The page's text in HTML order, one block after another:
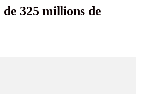
de 325 millions de